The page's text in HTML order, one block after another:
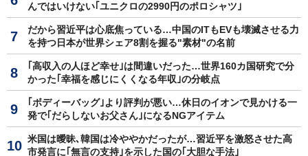
んではいけない｢ユニクロの2990円のポロシャツ｣
だから習近平は心底焦っている…中国のITもEVも壊滅させる力
を持つ日本が世界シェア8割を握る"素材"の名前
｢高収入の人ほど幸せ｣は間違いだった…世界160カ国研究で分
かった｢幸福を感じにくくなる年収｣の分岐点
｢ボディーバッグ｣より評判が悪い…休日のイオンで見かける一
発で｢だらしないお父さん｣になるNGアイテム
米国は曖昧､韓国は冷ややかだったが…習近平を激怒させた高
市発言に｢無言の支持｣を示した国の｢大胆な手法｣